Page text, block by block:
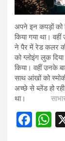
अपने इन कपड़ों को
किया गया था।
ने पैर में रेड कलर
को ग्लोइंग लुक
किया। वहीं उनके
साथ आंखों को
अच्छे से ब्लेंड हो
था।
साभार :
F
W